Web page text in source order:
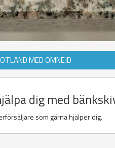
MED OMNEJD
dig med
som gärna hjälper dig.